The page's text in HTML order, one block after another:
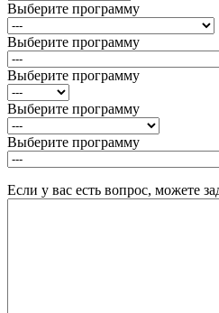
Выберите программу
Выберите программу
Выберите программу
Выберите программу
Выберите программу
Если у вас есть вопрос, можете